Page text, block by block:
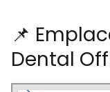
📌
Dental